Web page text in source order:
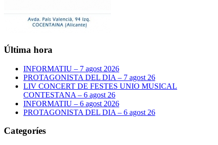
Última hora
INFORMATIU – 7 agost 2026
PROTAGONISTA DEL DIA – 7 agost 26
LIV CONCERT DE FESTES UNIO MUSICAL
CONTESTANA – 6 agost 26
INFORMATIU – 6 agost 2026
PROTAGONISTA DEL DIA – 6 agost 26
Categoríes